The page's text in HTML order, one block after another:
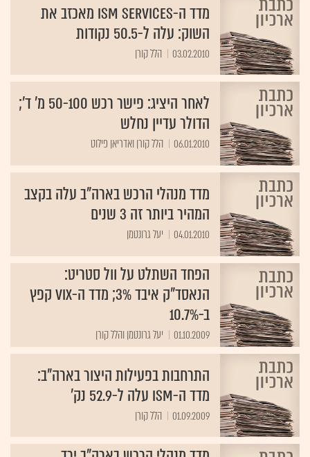
מדד ה-ISM Services מאכזב את
השוק: עלה ל-50.5 נקודות
03.02.2010 הלל קורן
לאחר היציג: פישר רכש 50-100 מ' ד';
הדולר עדיין נחלש
06.01.2010 הלל קורן ואדריאן פילוט
מדד מנהלי הרכש בארה"ב עלה בקצב
המהיר ביותר זה 3 שנים
04.01.2010 יעל גרונטמן
הפחד השתלט על וול סטריט:
הנאסד"ק איבד 3%; מדד ה-VIX קפץ
ב-10.7%
01.10.2009 יעל גרונטמן והלל קורן
התרחבות בפעילות היצור בארה"ב:
מדד ה-ISM עלה ל-52.9 נק'
01.09.2009 הלל קורן